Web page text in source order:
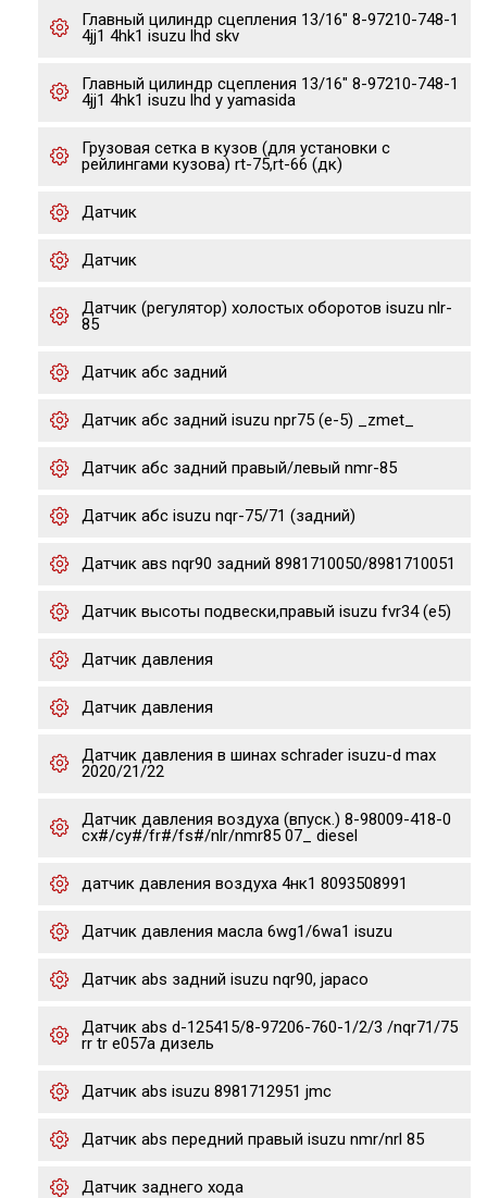
Главный цилиндр сцепления 13/16" 8-97210-748-1
4jj1 4hk1 isuzu lhd skv
Главный цилиндр сцепления 13/16" 8-97210-748-1
4jj1 4hk1 isuzu lhd y yamasida
Грузовая сетка в кузов (для установки с
рейлингами кузова) rt-75,rt-66 (дк)
Датчик
Датчик
Датчик (регулятор) холостых оборотов isuzu nlr-
85
Датчик абс задний
Датчик абс задний isuzu npr75 (е-5) _zmet_
Датчик абс задний правый/левый nmr-85
Датчик абс isuzu nqr-75/71 (задний)
Датчик авs nqr90 задний 8981710050/8981710051
Датчик высоты подвески,правый isuzu fvr34 (e5)
Датчик давления
Датчик давления
Датчик давления в шинах schrader isuzu-d max
2020/21/22
Датчик давления воздуха (впуск.) 8-98009-418-0
cx#/cy#/fr#/fs#/nlr/nmr85 07_ diesel
датчик давления воздуха 4нк1 8093508991
Датчик давления масла 6wg1/6wa1 isuzu
Датчик abs задний isuzu nqr90, japaco
Датчик abs d-125415/8-97206-760-1/2/3 /nqr71/75
rr tr e057a дизель
Датчик abs isuzu 8981712951 jmc
Датчик abs передний правый isuzu nmr/nrl 85
Датчик заднего хода